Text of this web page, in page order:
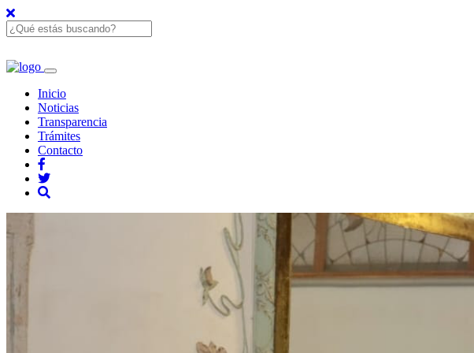
Inicio
Noticias
Transparencia
Trámites
Contacto